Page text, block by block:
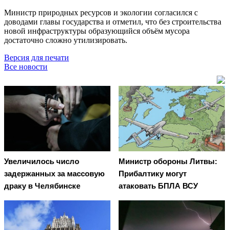
Министр природных ресурсов и экологии согласился с
доводами главы государства и отметил, что без строительства
новой инфраструктуры образующийся объём мусора
достаточно сложно утилизировать.
Версия для печати
Все новости
Увеличилось число
задержанных за массовую
драку в Челябинске
Министр обороны Литвы:
Прибалтику могут
атаковать БПЛА ВСУ